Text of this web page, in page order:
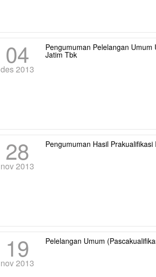
04
des 2013
Pengumuman Pelelangan
Jatim Tbk
28
nov 2013
Pengumuman Hasil
19
nov 2013
Pelelangan Umum